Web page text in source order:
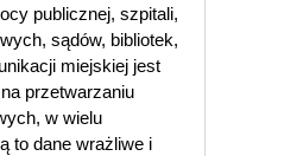
publicznej, szpitali,
sądów, bibliotek,
miejskiej jest
przetwarzaniu
w wielu
to dane wrażliwe i